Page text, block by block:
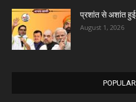
प्रशांत से अशांत हुई
August 1, 2026